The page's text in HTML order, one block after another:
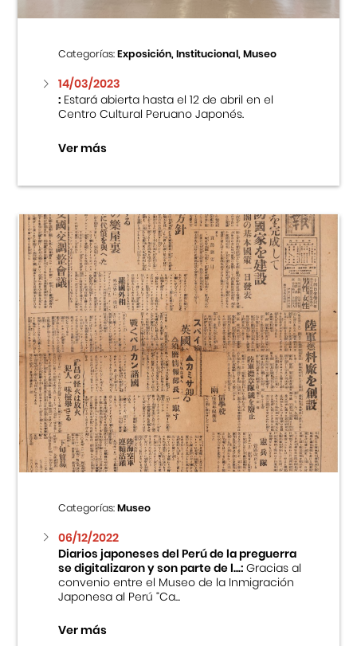
Categorías:Exposición, Institucional, Museo
14/03/2023
:Estará abierta hasta el 12 de abril en el
Centro Cultural Peruano Japonés.
Ver más
Categorías:Museo
06/12/2022
Diarios japoneses del Perú de la preguerra
se digitalizaron y son parte de l...:Gracias al
convenio entre el Museo de la Inmigración
Japonesa al Perú “Ca...
Ver más